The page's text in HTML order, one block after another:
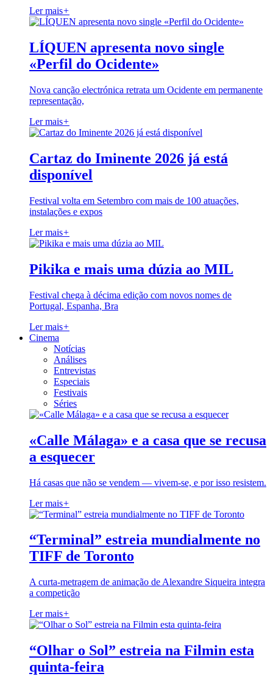
Ler mais+
LÍQUEN apresenta novo single
«Perfil do Ocidente»
Nova canção electrónica retrata um Ocidente em permanente
representação,
Ler mais+
Cartaz do Iminente 2026 já está
disponível
Festival volta em Setembro com mais de 100 atuações,
instalações e expos
Ler mais+
Pikika e mais uma dúzia ao MIL
Festival chega à décima edição com novos nomes de
Portugal, Espanha, Bra
Ler mais+
Cinema
Notícias
Análises
Entrevistas
Especiais
Festivais
Séries
«Calle Málaga» e a casa que se recusa
a esquecer
Há casas que não se vendem — vivem-se, e por isso resistem.
Ler mais+
“Terminal” estreia mundialmente no
TIFF de Toronto
A curta-metragem de animação de Alexandre Siqueira integra
a competição
Ler mais+
“Olhar o Sol” estreia na Filmin esta
quinta-feira